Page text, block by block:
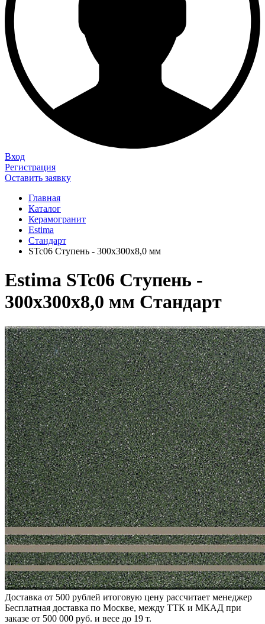
Вход
Регистрация
Оставить заявку
Главная
Каталог
Керамогранит
Estima
Стандарт
STc06 Ступень - 300x300x8,0 мм
Estima STc06 Ступень -
300x300x8,0 мм Стандарт
Доставка от 500 рублей итоговую цену рассчитает менеджер
Бесплатная доставка по Москве, между ТТК и МКАД при
заказе от 500 000 руб. и весе до 19 т.